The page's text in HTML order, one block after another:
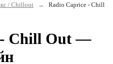
/ Chillout →
Radio Caprice - Chill
- Chill Out —